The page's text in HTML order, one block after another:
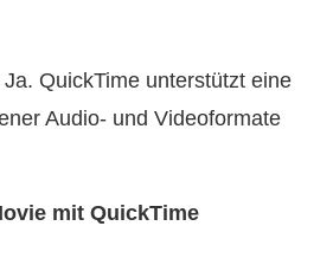
QuickTime unterstützt eine
Audio- und Videoformate
mit QuickTime